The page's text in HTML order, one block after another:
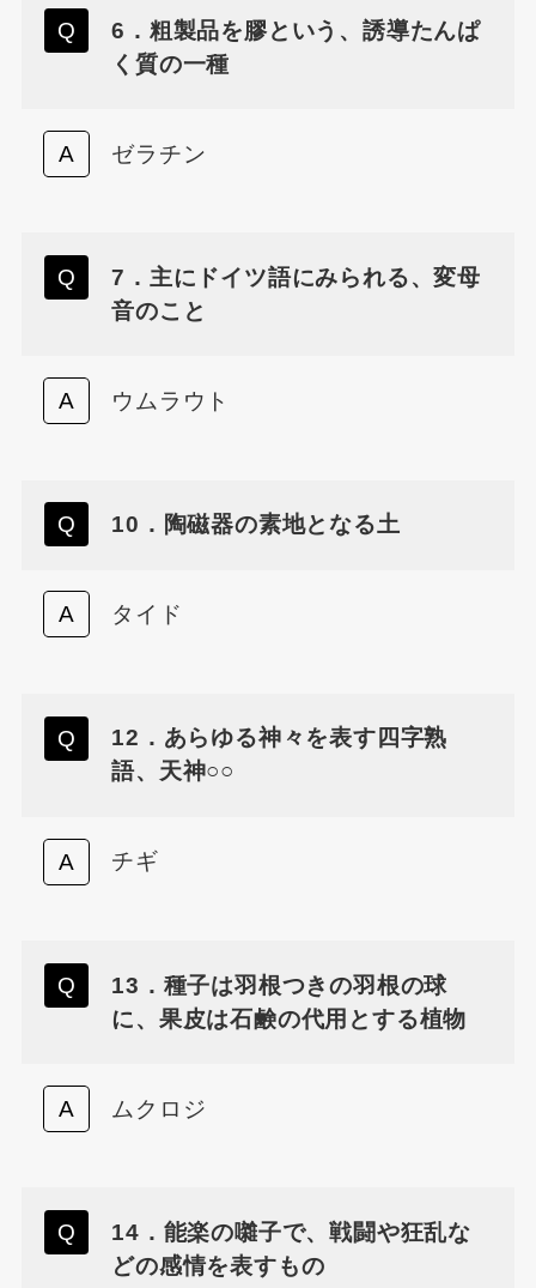
6．粗製品を膠という、誘導たんぱ
く質の一種
ゼラチン
7．主にドイツ語にみられる、変母
音のこと
ウムラウト
10．陶磁器の素地となる土
タイド
12．あらゆる神々を表す四字熟
語、天神○○
チギ
13．種子は羽根つきの羽根の球
に、果皮は石鹸の代用とする植物
ムクロジ
14．能楽の囃子で、戦闘や狂乱な
どの感情を表すもの